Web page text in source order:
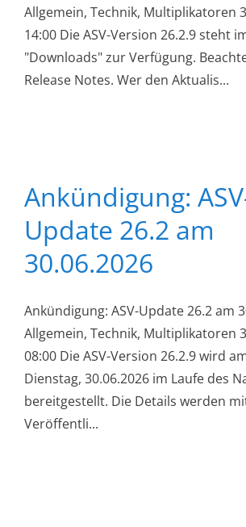
Allgemein, Technik, Multiplikatoren
14:00 Die ASV-Version 26.2.9 steht
"Downloads" zur Verfügung.
Release Notes. Wer den Aktualis...
Ankündigung:
Update 26.2 am
30.06.2026
Ankündigung: ASV-Update 26.2 am
Allgemein, Technik, Multiplikatoren
08:00 Die ASV-Version 26.2.9 wird
Dienstag, 30.06.2026 im Laufe des
bereitgestellt. Die Details werden
Veröffentli...